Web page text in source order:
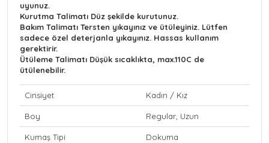
uyunuz.
Kurutma Talimatı Düz şekilde kurutunuz.
Bakım Talimatı Tersten yıkayınız ve ütüleyiniz. Lütfen
sadece özel deterjanla yıkayınız. Hassas kullanım
gerektirir.
Ütüleme Talimatı Düşük sıcaklıkta, max.110C de
ütülenebilir.
Cinsiyet Kadın / Kız
Boy Regular, Uzun
Kumaş Tipi Dokuma